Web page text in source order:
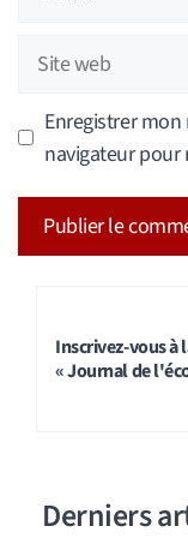
Site
web
Enregistrer
navigateur
Inscrivez-vous à
« Journal de
Derniers